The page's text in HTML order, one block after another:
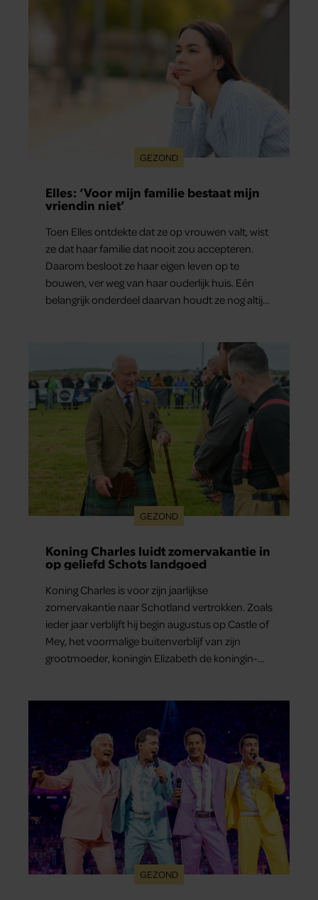
GEZOND
Elles: ‘Voor mijn familie bestaat mijn
vriendin niet’
Toen Elles ontdekte dat ze op vrouwen valt, wist
ze dat haar familie dat nooit zou accepteren.
Daarom besloot ze haar eigen leven op te
bouwen, ver weg van haar ouderlijk huis. Eén
belangrijk onderdeel daarvan houdt ze nog altijd
GEZOND
Koning Charles luidt zomervakantie in
op geliefd Schots landgoed
Koning Charles is voor zijn jaarlijkse
zomervakantie naar Schotland vertrokken. Zoals
ieder jaar verblijft hij begin augustus op Castle of
Mey, het voormalige buitenverblijf van zijn
grootmoeder, koningin Elizabeth de koningin-
GEZOND